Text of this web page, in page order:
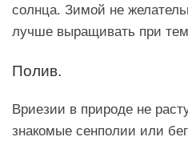
солнца. Зимой не
лучше выращивать при
Полив.
Вриезии в природе не
знакомые сенполии или